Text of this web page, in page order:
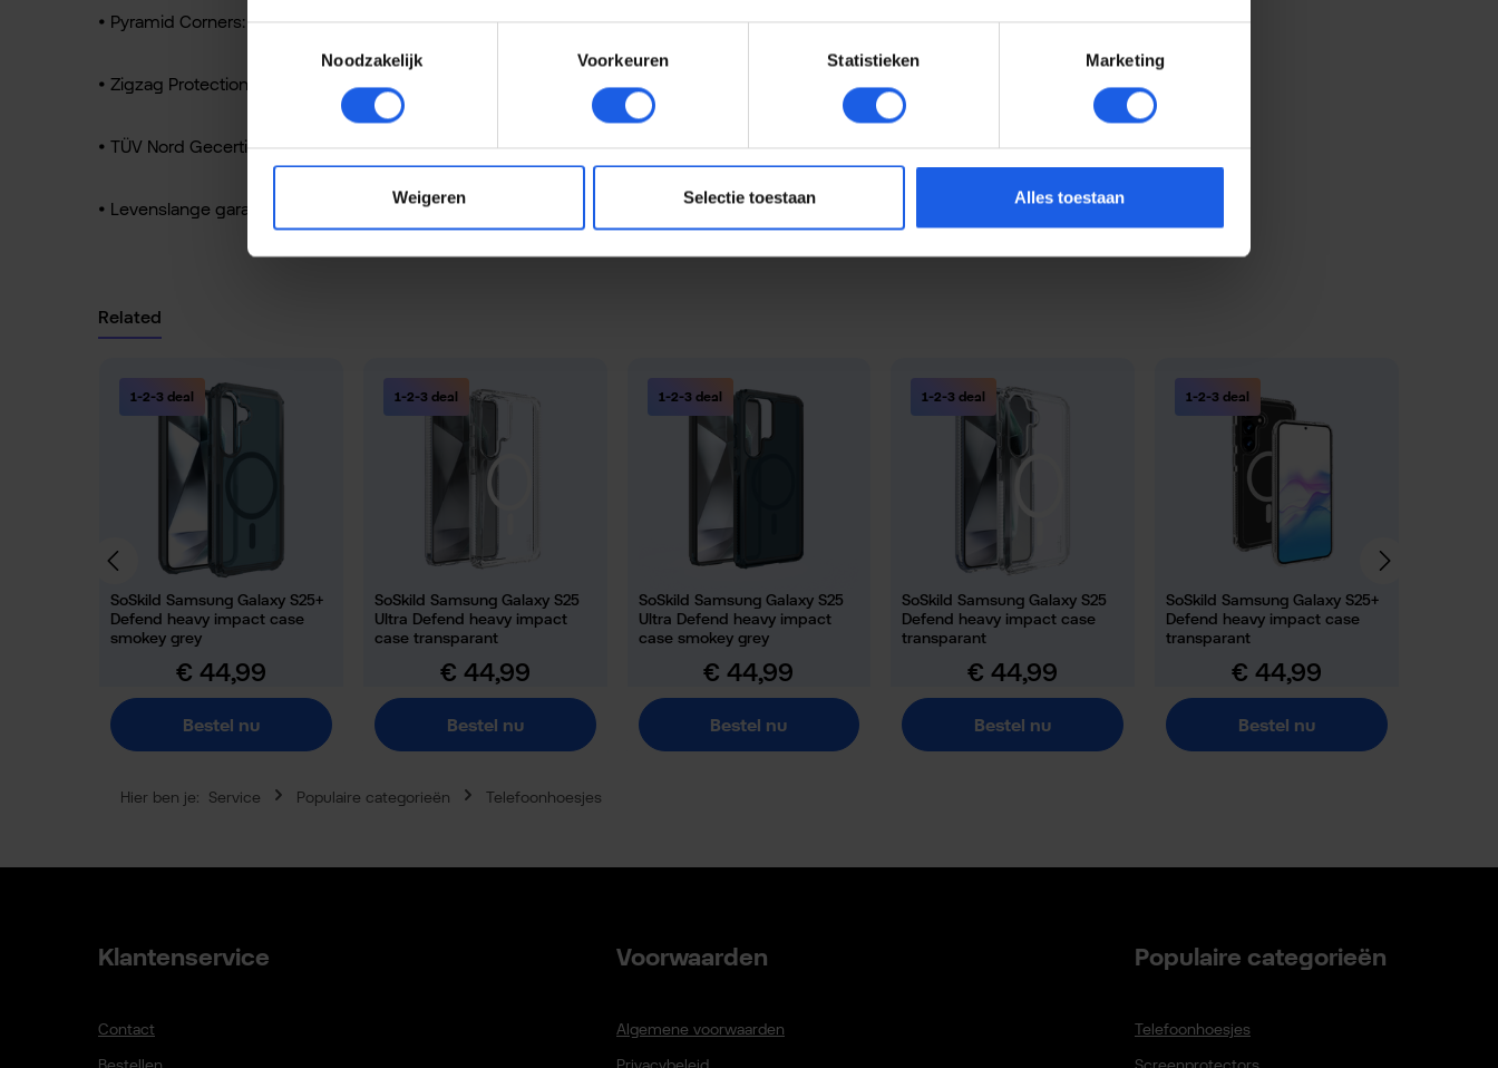
Noodzakelijk
Voorkeuren Statistieken Marketing
Weigeren Selectie toestaan Alles toestaan
• Pyramid Corners: Schokabsorberende hoeken: Minder stuiteren en valschade
• Zigzag Protection®: Impact verdeling naar de randen
• TÜV Nord Gecertificeerd: Tot 200% verbeterde stootweerstand
• Levenslange garantie: Duurzame investering in bescherming
Related
1-2-3 deal
SoSkild Samsung Galaxy S25+
Defend heavy impact case
smokey grey
Normale prijs:
€ 44,99
Bestel nu
1-2-3 deal
SoSkild Samsung Galaxy S25
Ultra Defend heavy impact
case transparant
Normale prijs:
€ 44,99
Bestel nu
1-2-3 deal
SoSkild Samsung Galaxy S25
Ultra Defend heavy impact
case smokey grey
Normale prijs:
€ 44,99
Bestel nu
1-2-3 deal
SoSkild Samsung Galaxy S25
Defend heavy impact case
transparant
Normale prijs:
€ 44,99
Bestel nu
1-2-3 deal
SoSkild Samsung Galaxy S25+
Defend heavy impact case
transparant
Normale prijs:
€ 44,99
Bestel nu
Hier ben je: Service Populaire categorieën Telefoonhoesjes
Klantenservice
Contact
Voorwaarden
Algemene voorwaarden
Populaire categorieën
Telefoonhoesjes